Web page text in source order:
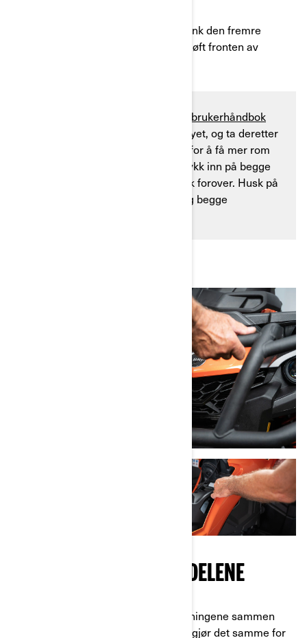
Fjern frontstøtfangeren, senk den fremre
glideplaten, blokker bakhjulene og løft fronten av
brukerhåndbok
for anvisninger om å løfte kjøretøyet, og ta deretter
av forhjulene og innerskjermene for å få mer rom
til å jobbe. For å fjerne støtten, trykk inn på begge
sider av dens forkant, løft og trekk forover. Husk på
at du også må fjerne konsollen og begge
BEGYNN Å INSTALLERE DELENE
Koble de blå elektriske ledningene sammen
med den blå prikken på vinsjen, og gjør det samme for